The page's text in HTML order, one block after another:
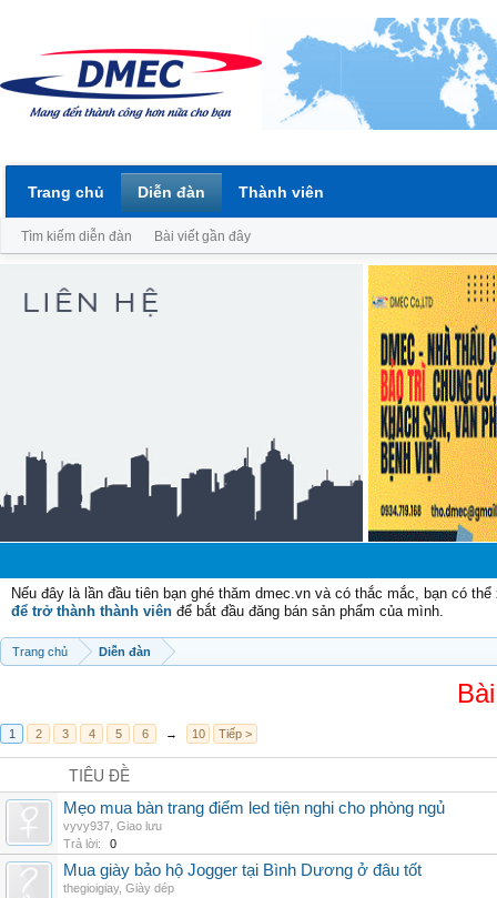
Nếu đây là lần đầu tiên bạn ghé thăm dmec.vn và có thắc mắc, bạn có
để trở thành thành viên để bắt đầu đăng bán sản phẩm của mình.
Trang chủ Diễn đàn
1 2 3 4 5 6 → 10 Tiếp >
TIÊU ĐỀ
Mẹo mua bàn trang điểm led tiện nghi cho phòng ngủ
vyvy937 Giao lưu
Trả lời:
0
Mua giày bảo hộ Jogger tại Bình Dương ở đâu tốt
thegioigiay, Giày dép
Trang chủ Diễn đàn
Tìm kiếm diễn đàn Bài viết gần đây
Thành viên